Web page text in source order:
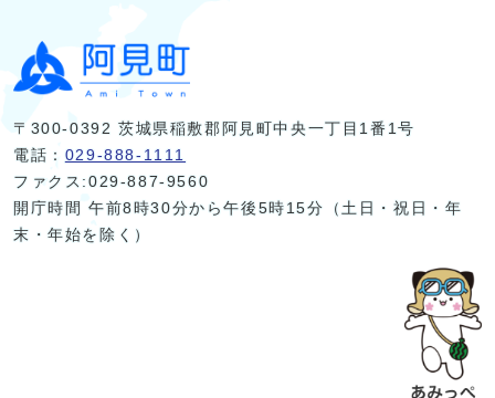
〒300-0392 茨城県稲敷郡阿見町中央一丁目1番1号
電話： 029-888-1111
ファクス:029-887-9560
開庁時間 午前8時30分から午後5時15分（土日・祝日・年
末・年始を除く）